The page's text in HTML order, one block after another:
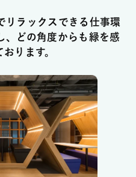
リラックスできる仕事環
、どの角度からも緑を感
ります。